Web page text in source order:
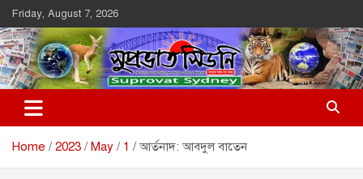
Skip
to
content
Friday, August 7, 2026
Suprovat Sydney
The Leading Bangladesh Community Newspaper In Australia
Home 2023 May 1 আর্তনাদ: আবদুল বাতেন